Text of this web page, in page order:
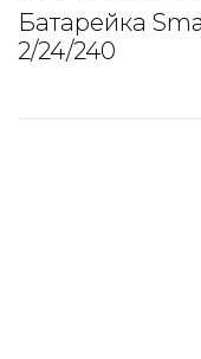
Батарейка
2/24/240